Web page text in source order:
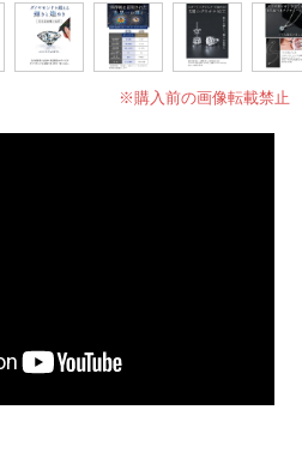
※購入前の画像転載禁止